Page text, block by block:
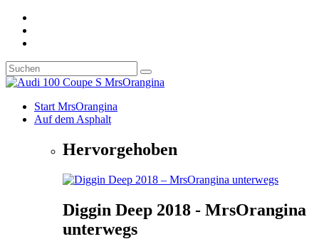
Start MrsOrangina
Auf dem Asphalt
Hervorgehoben
Diggin Deep 2018 - MrsOrangina
unterwegs